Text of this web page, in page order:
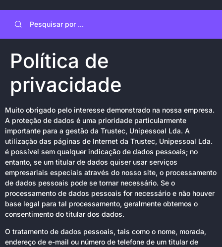
Política de
privacidade
Muito obrigado pelo interesse demonstrado na nossa empresa.
A proteção de dados é uma prioridade particularmente
importante para a gestão da Trustec, Unipessoal Lda. A
utilização das páginas de Internet da Trustec, Unipessoal Lda.
é possível sem qualquer indicação de dados pessoais; no
entanto, se um titular de dados quiser usar serviços
empresariais especiais através do nosso site, o processamento
de dados pessoais pode se tornar necessário. Se o
processamento de dados pessoais for necessário e não houver
base legal para tal processamento, geralmente obtemos o
consentimento do titular dos dados.
O tratamento de dados pessoais, tais como o nome, morada,
endereço de e-mail ou número de telefone de um titular de